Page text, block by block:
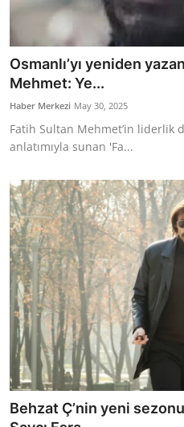
Osmanlı’yı yeniden
Mehmet: Ye...
Haber Merkezi May 30, 2025
Fatih Sultan Mehmet’in liderlik
anlatımıyla sunan 'Fa...
Behzat Ç’nin yeni